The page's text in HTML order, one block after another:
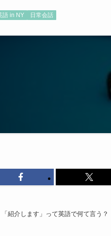
語 in NY 日常会話
「紹介します」って英語で何て言う？